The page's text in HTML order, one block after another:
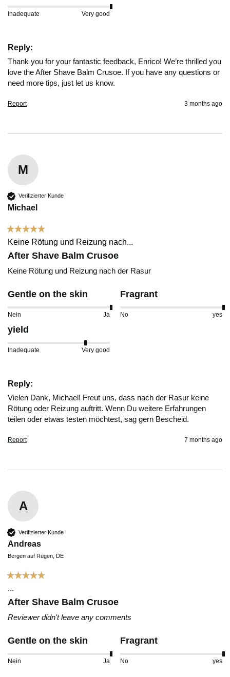
Das feste Shampoo ist ideal für Menschen mit
empfindlicher Kopfhaut. Es ist sehr ergiebig und
riecht angenehm. Kann ich ohne weiteres
Empfehlen.
Alle Bewertungen Lesen
Inadequate Very good
Reply:
Thank you for your fantastic feedback, Enrico! We’re thrilled you
love the After Shave Balm Crusoe. If you have any questions or
need more tips, just let us know.
Report 3 months ago
M
Verifizierter Kunde
Michael
Keine Rötung und Reizung nach...
After Shave Balm Crusoe
Keine Rötung und Reizung nach der Rasur
Gentle on the skin
Nein Ja
Fragrant
No yes
yield
Inadequate Very good
Reply:
Vielen Dank, Michael! Freut uns, dass nach der Rasur keine
Rötung oder Reizung auftritt. Wenn Du weitere Erfahrungen
teilen oder etwas testen möchtest, sag gern Bescheid.
Report 7 months ago
A
Verifizierter Kunde
Andreas
Bergen auf Rügen, DE
...
After Shave Balm Crusoe
Reviewer didn't leave any comments
Gentle on the skin
Nein Ja
Fragrant
No yes